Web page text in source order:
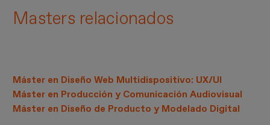
Masters relacionados
Máster en Diseño Web Multidispositivo: UX/UI
Máster en Producción y Comunicación Audiovisual
Máster en Diseño de Producto y Modelado Digital